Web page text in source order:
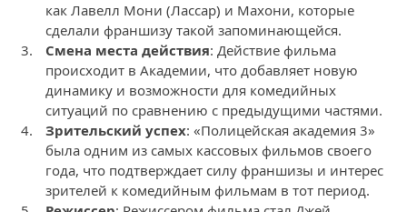
как Лавелл Мони (Лассар) и Махони, которые
сделали франшизу такой запоминающейся.
Смена места действия: Действие фильма
происходит в Академии, что добавляет новую
динамику и возможности для комедийных
ситуаций по сравнению с предыдущими частями.
Зрительский успех: «Полицейская академия 3»
была одним из самых кассовых фильмов своего
года, что подтверждает силу франшизы и интерес
зрителей к комедийным фильмам в тот период.